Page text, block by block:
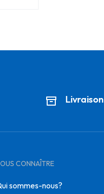
Livraison
CONNAÎTRE
sommes-nous?